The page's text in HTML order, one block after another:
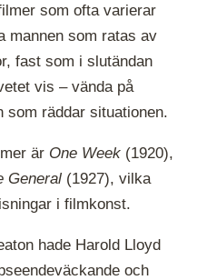
som ofta varierar
mannen som ratas av
fast som i slutändan
vis – vända på
som räddar situationen.
är One Week (1920),
General (1927), vilka
i filmkonst.
hade Harold Lloyd
och